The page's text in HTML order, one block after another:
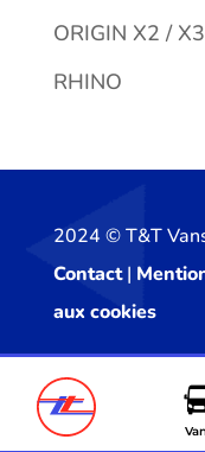
ORIGIN X2 / X3
RHINO
2024 ©️ T&T
Contact|
aux cookies